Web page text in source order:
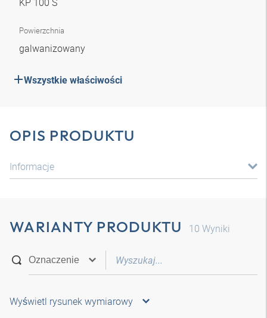
Powierzchnia
galwanizowany
Wszystkie właściwości
OPIS PRODUKTU
Informacje
WARIANTY PRODUKTU 10 Wyniki
Wyświetl rysunek wymiarowy